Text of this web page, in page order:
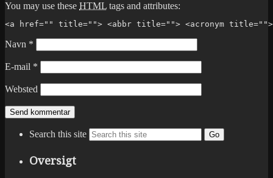
You may use these HTML tags and attributes:
<a href="" title=""> <abbr title=""> <acronym title="">
Navn *
E-mail *
Websted
Search this site Go
Oversigt